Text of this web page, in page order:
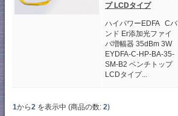
プ LCDタイプ
ハイパワーEDFA Cバ
ンド Er添加光ファイ
バ増幅器 35dBm 3W
EYDFA-C-HP-BA-35-
SM-B2 ベンチトップ
LCDタイプ...
1から2 を表示中 (商品の数: 2)